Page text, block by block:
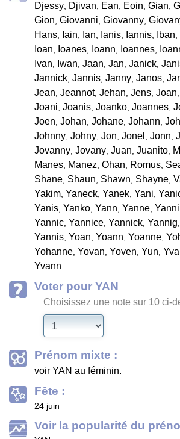
Djessy, Djivan, Ean, Eoin, Gian,
Gion, Giovanni, Giovanny,
Hans, Iain, Ian, Ianis, Iannis, Iban,
Ioan, Ioanes, Ioann, Ioannes,
Ivan, Iwan, Jaan, Jan, Janick,
Jannick, Jannis, Janny, Janos,
Jean, Jeannot, Jehan, Jens, Joan,
Joani, Joanis, Joanko, Joannes,
Joen, Johan, Johane, Johann,
Johnny, Johny, Jon, Jonel , Jonn,
Jovanny, Jovany, Juan, Juanito,
Manes, Manez, Ohan, Romus,
Shane, Shaun, Shawn, Shayne,
Yakim, Yaneck, Yanek, Yani,
Yanis, Yanko, Yann, Yanne, Yanni
Yannic, Yannice, Yannick, Yannig,
Yannis, Yoan, Yoann, Yoanne,
Yohanne, Yovan, Yoven, Yun,
Yvann
Voter pour YAN
Choisissez une note sur 10 ci-
Prénom mixte :
voir YAN au féminin.
Fête :
24 juin
Voir la popularité du